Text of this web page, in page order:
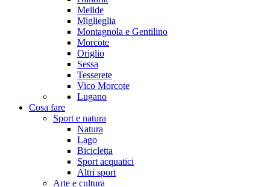
Melide
Miglieglia
Montagnola e Gentilino
Morcote
Origlio
Sessa
Tesserete
Vico Morcote
Lugano
Cosa fare
Sport e natura
Natura
Lago
Bicicletta
Sport acquatici
Altri sport
Arte e cultura